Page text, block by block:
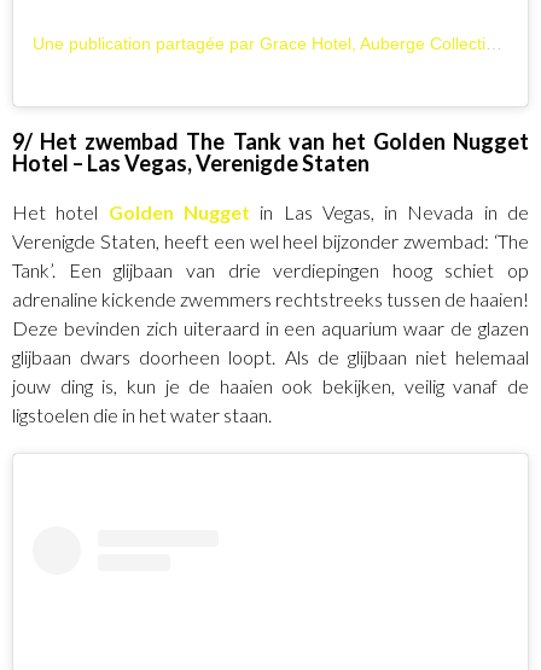
9/ Het zwembad The Tank van het Golden Nugget
Hotel – Las Vegas, Verenigde Staten
Het hotel Golden Nugget in Las Vegas, in Nevada in de
Verenigde Staten, heeft een wel heel bijzonder zwembad: ‘The
Tank’. Een glijbaan van drie verdiepingen hoog schiet op
adrenaline kickende zwemmers rechtstreeks tussen de haaien!
Deze bevinden zich uiteraard in een aquarium waar de glazen
glijbaan dwars doorheen loopt. Als de glijbaan niet helemaal
jouw ding is, kun je de haaien ook bekijken, veilig vanaf de
ligstoelen die in het water staan.